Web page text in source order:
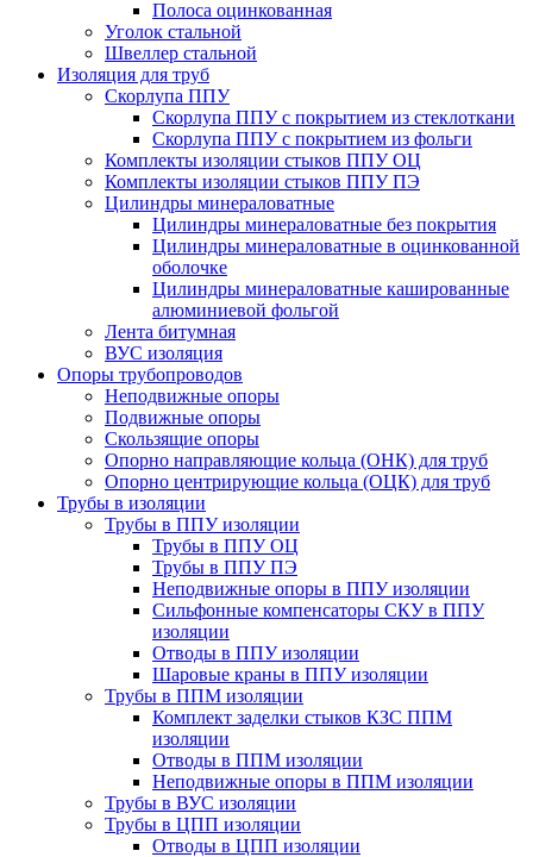
Полоса оцинкованная
Уголок стальной
Швеллер стальной
Изоляция для труб
Скорлупа ППУ
Скорлупа ППУ с покрытием из стеклоткани
Скорлупа ППУ с покрытием из фольги
Комплекты изоляции стыков ППУ ОЦ
Комплекты изоляции стыков ППУ ПЭ
Цилиндры минераловатные
Цилиндры минераловатные без покрытия
Цилиндры минераловатные в оцинкованной
оболочке
Цилиндры минераловатные кашированные
алюминиевой фольгой
Лента битумная
ВУС изоляция
Опоры трубопроводов
Неподвижные опоры
Подвижные опоры
Скользящие опоры
Опорно направляющие кольца (ОНК) для труб
Опорно центрирующие кольца (ОЦК) для труб
Трубы в изоляции
Трубы в ППУ изоляции
Трубы в ППУ ОЦ
Трубы в ППУ ПЭ
Неподвижные опоры в ППУ изоляции
Сильфонные компенсаторы СКУ в ППУ
изоляции
Отводы в ППУ изоляции
Шаровые краны в ППУ изоляции
Трубы в ППМ изоляции
Комплект заделки стыков КЗС ППМ
изоляции
Отводы в ППМ изоляции
Неподвижные опоры в ППМ изоляции
Трубы в ВУС изоляции
Трубы в ЦПП изоляции
Отводы в ЦПП изоляции